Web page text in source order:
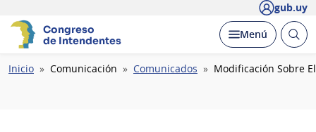
gub.uy
Congreso
de Intendentes
Desplegar
Menú Abrir
Ruta
Inicio Comunicación Comunicados Modificación Sobre